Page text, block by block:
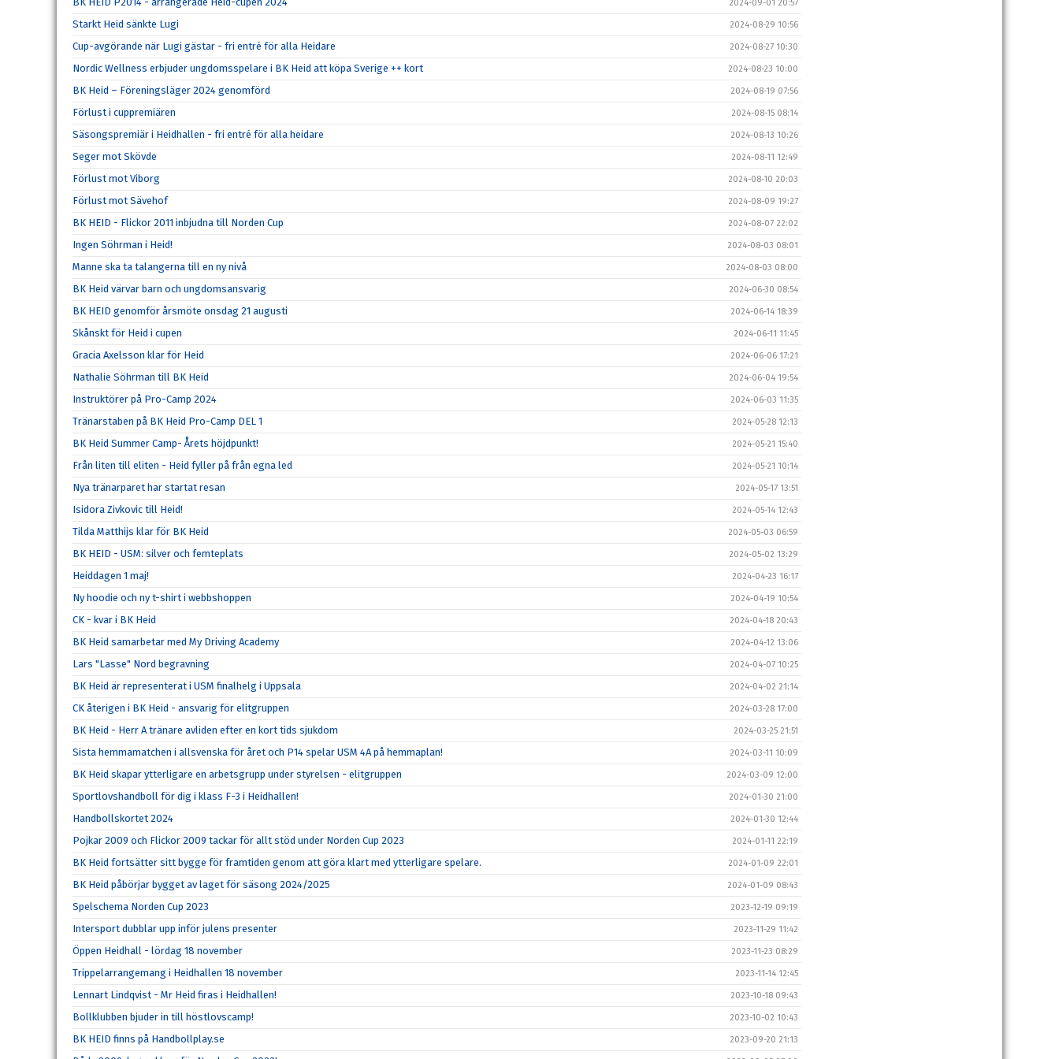
2024-09-01 20:57
Starkt Heid sänkte Lugi 2024-08-29 10:56
Cup-avgörande när Lugi gästar - fri entré för alla Heidare 2024-08-27 10:30
Nordic Wellness erbjuder ungdomsspelare i BK Heid att köpa Sverige ++ kort 2024-08-23 10:00
BK Heid – Föreningsläger 2024 genomförd 2024-08-19 07:56
Förlust i cuppremiären 2024-08-15 08:14
Säsongspremiär i Heidhallen - fri entré för alla heidare 2024-08-13 10:26
Seger mot Skövde 2024-08-11 12:49
Förlust mot Viborg 2024-08-10 20:03
Förlust mot Sävehof 2024-08-09 19:27
BK HEID - Flickor 2011 inbjudna till Norden Cup 2024-08-07 22:02
Ingen Söhrman i Heid! 2024-08-03 08:01
Manne ska ta talangerna till en ny nivå 2024-08-03 08:00
BK Heid värvar barn och ungdomsansvarig 2024-06-30 08:54
BK HEID genomför årsmöte onsdag 21 augusti 2024-06-14 18:39
Skånskt för Heid i cupen 2024-06-11 11:45
Gracia Axelsson klar för Heid 2024-06-06 17:21
Nathalie Söhrman till BK Heid 2024-06-04 19:54
Instruktörer på Pro-Camp 2024 2024-06-03 11:35
Tränarstaben på BK Heid Pro-Camp DEL 1 2024-05-28 12:13
BK Heid Summer Camp- Årets höjdpunkt! 2024-05-21 15:40
Från liten till eliten - Heid fyller på från egna led 2024-05-21 10:14
Nya tränarparet har startat resan 2024-05-17 13:51
Isidora Zivkovic till Heid! 2024-05-14 12:43
Tilda Matthijs klar för BK Heid 2024-05-03 06:59
BK HEID - USM: silver och femteplats 2024-05-02 13:29
Heiddagen 1 maj! 2024-04-23 16:17
Ny hoodie och ny t-shirt i webbshoppen 2024-04-19 10:54
CK - kvar i BK Heid 2024-04-18 20:43
BK Heid samarbetar med My Driving Academy 2024-04-12 13:06
Lars "Lasse" Nord begravning 2024-04-07 10:25
BK Heid är representerat i USM finalhelg i Uppsala 2024-04-02 21:14
CK återigen i BK Heid - ansvarig för elitgruppen 2024-03-28 17:00
BK Heid - Herr A tränare avliden efter en kort tids sjukdom 2024-03-25 21:51
Sista hemmamatchen i allsvenska för året och P14 spelar USM 4A på hemmaplan! 2024-03-11 10:09
BK Heid skapar ytterligare en arbetsgrupp under styrelsen - elitgruppen 2024-03-09 12:00
Sportlovshandboll för dig i klass F-3 i Heidhallen! 2024-01-30 21:00
Handbollskortet 2024 2024-01-30 12:44
Pojkar 2009 och Flickor 2009 tackar för allt stöd under Norden Cup 2023 2024-01-11 22:19
BK Heid fortsätter sitt bygge för framtiden genom att göra klart med ytterligare spelare. 2024-01-09 22:01
BK Heid påbörjar bygget av laget för säsong 2024/2025 2024-01-09 08:43
Spelschema Norden Cup 2023 2023-12-19 09:19
Intersport dubblar upp inför julens presenter 2023-11-29 11:42
Öppen Heidhall - lördag 18 november 2023-11-23 08:29
Trippelarrangemang i Heidhallen 18 november 2023-11-14 12:45
Lennart Lindqvist - Mr Heid firas i Heidhallen! 2023-10-18 09:43
Bollklubben bjuder in till höstlovscamp! 2023-10-02 10:43
BK HEID finns på Handbollplay.se 2023-09-20 21:13